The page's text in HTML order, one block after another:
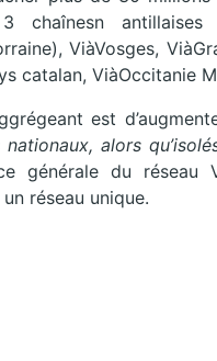
chaînesn antillaises
ViàVosges,
catalan, ViàOccitanie
est
alors
générale du
réseau unique.